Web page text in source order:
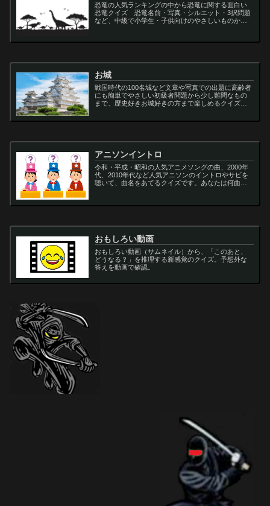
恐竜の人気ランキングの中から恐竜に関する面白い
恐竜クイズ 恐竜名前・写真・シルエット・3択問題
など、中級で小学生・子供向けのやさしいものから
サ...
お城
戦国時代の100名城など文章や写真での出題に高齢者
にも簡単でやさしい初級者問題から少し難問なもの
まで、歴史好きお城好きの方まで楽しめるクイズで
アニソンイントロ
令和・平成・昭和の人気アニメソングの曲、2000年
代、2010年代など人気アニソンのイントロやサビを
聴いて、曲名をあてるクイズです。あなたは何曲わ
おもしろい動画
おもしろい動画（サムネイル）から、「このあと、
どうなる？」を推理する新感覚のクイズ。予想外な
答えを動画で確認。